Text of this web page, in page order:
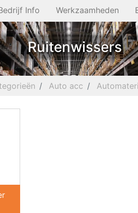
Info Werkzaamheden
Ruitenwissers
Auto acc